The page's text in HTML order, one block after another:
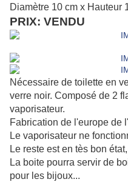
Diamètre 10 cm x Hauteur
PRIX: VENDU
Nécessaire de toilette en
verre noir. Composé de 2
vaporisateur.
Fabrication de l'europe de
Le vaporisateur ne
Le reste est en tès bon
La boite pourra servir de
pour les bijoux...